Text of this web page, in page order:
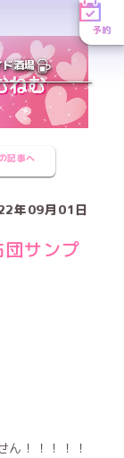
予約
酒場
記事へ
年09月01日
団サンプ
ん！！！！！